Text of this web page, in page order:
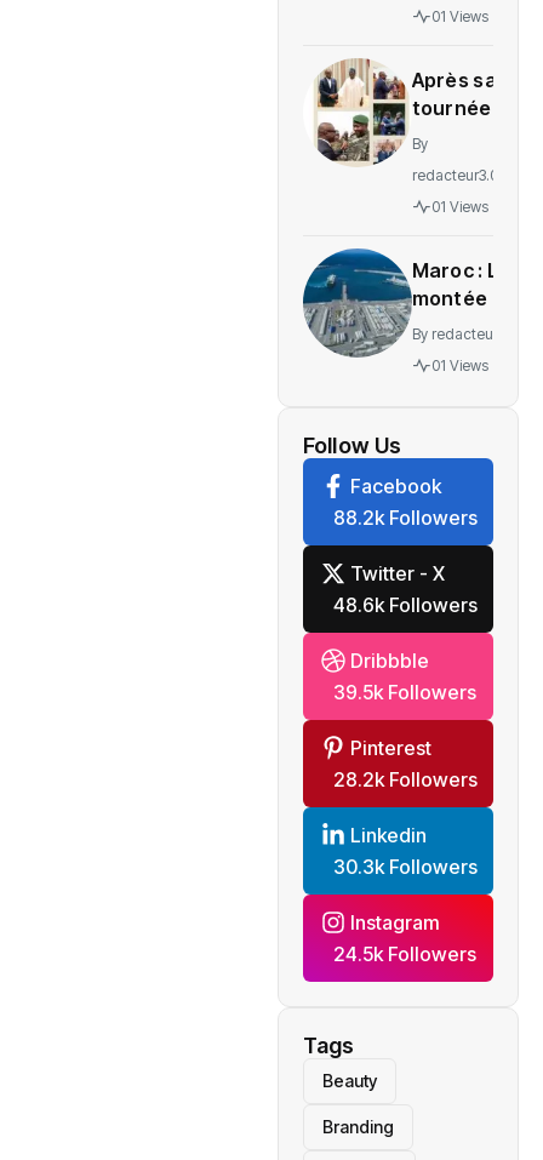
des
Ituri
01 Views
Après sa
tournée
régionale,
de
By
redacteur3.0
01 Views
Maroc : La
montée en
puissance
d’un
de
l’économie
mondiale
By redacteur3.0
01 Views
Follow Us
Facebook
88.2k Followers
Twitter - X
48.6k Followers
Dribbble
39.5k Followers
Pinterest
28.2k Followers
Linkedin
30.3k Followers
Instagram
24.5k Followers
Tags
Beauty
Branding